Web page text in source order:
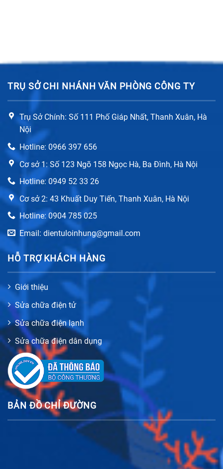
TRỤ SỞ CHI NHÁNH VĂN PHÒNG CÔNG TY
Trụ Sở Chính: Số 111 Phố Giáp Nhất, Thanh Xuân, Hà
Nội
Hotline: 0966 397 656
Cơ sở 1: Số 123 Ngõ 158 Ngọc Hà, Ba Đình, Hà Nội
Hotline: 0949 52 33 26
Cơ sở 2: 43 Khuất Duy Tiến, Thanh Xuân, Hà Nội
Hotline: 0904 785 025
Email: dientuloinhung@gmail.com
HỖ TRỢ KHÁCH HÀNG
Giới thiệu
Sửa chữa điện tử
Sửa chữa điện lạnh
Sửa chữa điện dân dụng
BẢN ĐỒ CHỈ ĐƯỜNG